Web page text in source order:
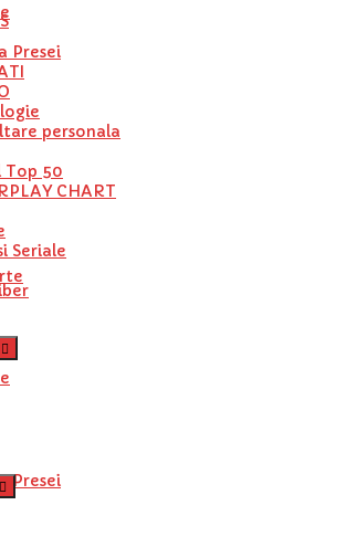
Presei
Presei
personala
Top 50
CHART
Seriale